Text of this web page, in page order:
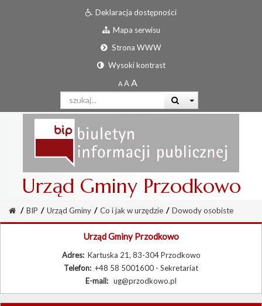
Deklaracja dostępności
Mapa serwisu
Strona WWW
Wysoki kontrast
Urząd Gminy Przodkowo
/ BIP / Urząd Gminy / Co i jak w urzędzie / Dowody osobiste
Urząd Gminy Przodkowo
Adres: Kartuska 21, 83-304 Przodkowo
Telefon: +48 58 5001600 - Sekretariat
E-mail: ug@przodkowo.pl